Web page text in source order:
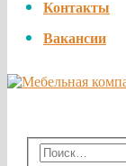
Контакты
Вакансии